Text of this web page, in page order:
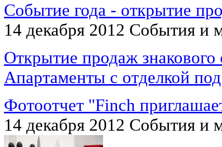
Событие года - открытие
14 декабря 2012 События и
Открытие продаж
Апартаменты с отделкой
Фотоотчет "Finch
14 декабря 2012 События и